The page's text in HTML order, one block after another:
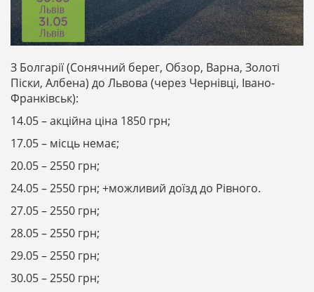
З Болгарії (Сонячний берег, Обзор, Варна, Золоті
Піски, Албена) до Львова (через Чернівці, Івано-
Франківськ):
14.05 – акційна ціна 1850 грн;
17.05 – місць немає;
20.05 – 2550 грн;
24.05 – 2550 грн; +можливий доїзд до Рівного.
27.05 – 2550 грн;
28.05 – 2550 грн;
29.05 – 2550 грн;
30.05 – 2550 грн;